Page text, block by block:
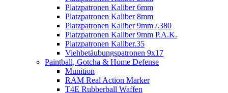
Platzpatronen Kaliber 6mm
Platzpatronen Kaliber 8mm
Platzpatronen Kaliber 9mm /.380
Platzpatronen Kaliber 9mm P.A.K.
Platzpatronen Kaliber.35
Viehbetäubungspatronen 9x17
Paintball, Gotcha & Home Defense
Munition
RAM Real Action Marker
T4E Rubberball Waffen